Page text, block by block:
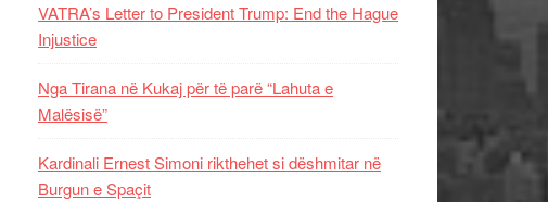
VATRA’s Letter to President Trump: End the Hague
Injustice
Nga Tirana në Kukaj për të parë “Lahuta e
Malësisë”
Kardinali Ernest Simoni rikthehet si dëshmitar në
Burgun e Spaçit